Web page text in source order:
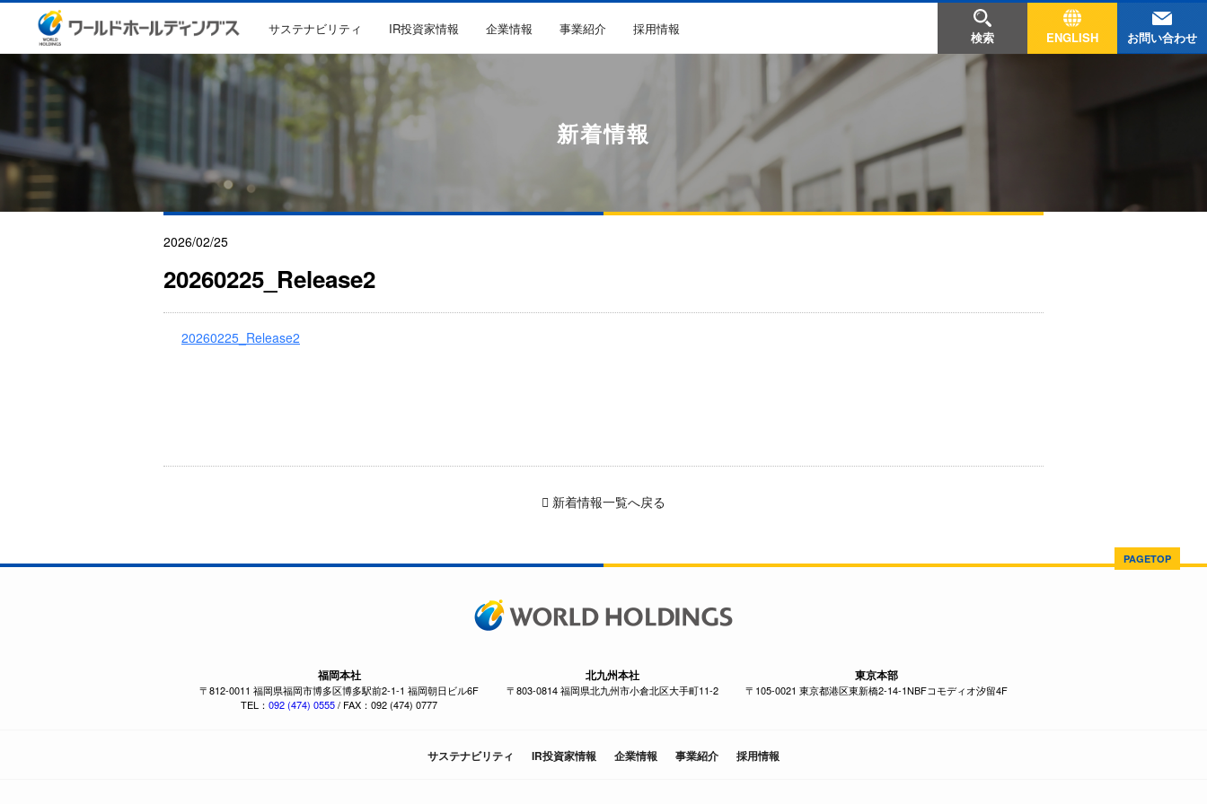
サステナビリティ IR投資家情報 企業情報 事業紹介 採用情報
検索 ENGLISH お問い合わせ
新着情報
2026/02/25
20260225_Release2
20260225_Release2
新着情報一覧へ戻る
PAGETOP
福岡本社
〒812-0011 福岡県福岡市博多区博多駅前2-1-1 福岡朝日ビル6F
TEL： 092 (474) 0555/ FAX：092 (474) 0777
北九州本社
〒803-0814 福岡県北九州市小倉北区大手町11-2
東京本部
〒105-0021 東京都港区東新橋2-14-1NBFコモディオ汐留4F
サステナビリティ IR投資家情報 企業情報 事業紹介 採用情報